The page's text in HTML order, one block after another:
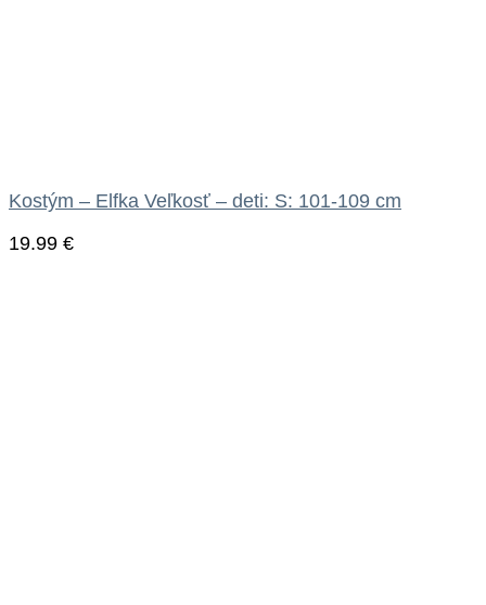
Kostým – Elfka Veľkosť – deti: S: 101-109 cm
19.99 €